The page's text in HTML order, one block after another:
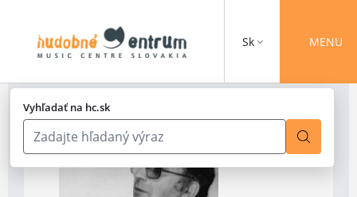
Vyhľadať na hc.sk
Sk MENU